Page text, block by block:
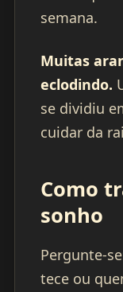
semana.
Muitas
eclodindo.
se dividiu
cuidar da
Como
sonho
Pergunte-
tece ou